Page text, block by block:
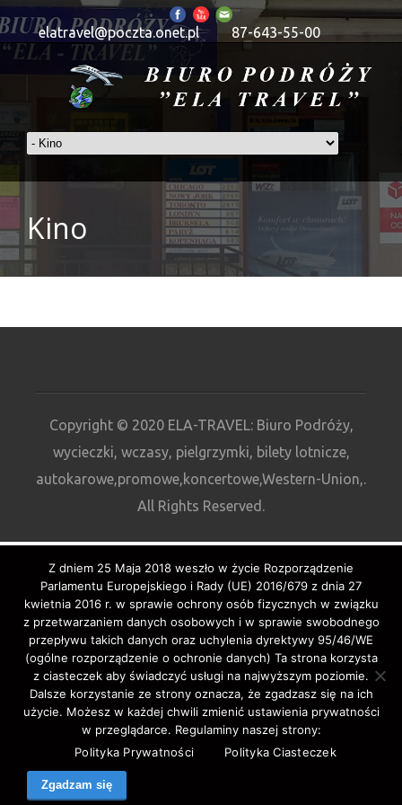
elatravel@poczta.onet.pl 87-643-55-00
Kino
Copyright © 2020 ELA-TRAVEL: Biuro Podróży,
wycieczki, wczasy, pielgrzymki, bilety lotnicze,
autokarowe,promowe,koncertowe,Western-Union,.
All Rights Reserved.
Z dniem 25 Maja 2018 weszło w życie Rozporządzenie
Parlamentu Europejskiego i Rady (UE) 2016/679 z dnia 27
kwietnia 2016 r. w sprawie ochrony osób fizycznych w związku
z przetwarzaniem danych osobowych i w sprawie swobodnego
przepływu takich danych oraz uchylenia dyrektywy 95/46/WE
(ogólne rozporządzenie o ochronie danych) Ta strona korzysta
z ciasteczek aby świadczyć usługi na najwyższym poziomie.
Dalsze korzystanie ze strony oznacza, że zgadzasz się na ich
użycie. Możesz w każdej chwili zmienić ustawienia prywatności
w przeglądarce. Regulaminy naszej strony:
Polityka Prywatności
Polityka Ciasteczek
Zgadzam się